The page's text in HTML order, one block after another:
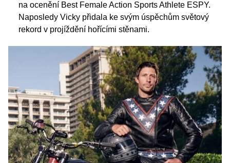
na ocenění Best Female Action Sports Athlete ESPY.
Naposledy Vicky přidala ke svým úspěchům světový
rekord v projíždění hořícími stěnami.